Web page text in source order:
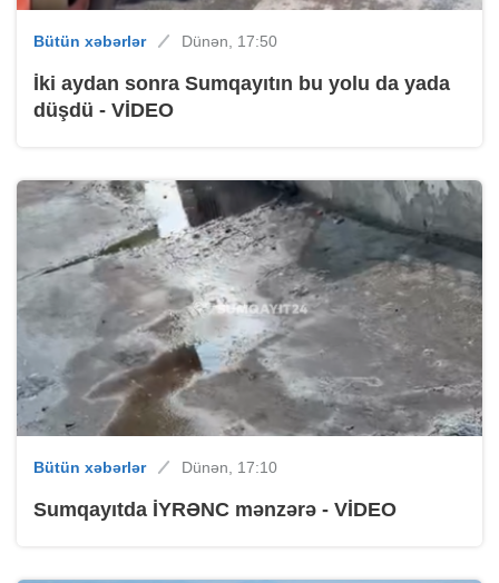
Bütün xəbərlər Dünən, 17:50
İki aydan sonra Sumqayıtın bu yolu da yada
düşdü - VİDEO
Bütün xəbərlər Dünən, 17:10
Sumqayıtda İYRƏNC mənzərə - VİDEO